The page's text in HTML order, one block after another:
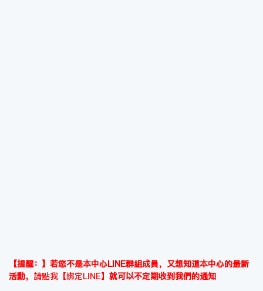
【提醒：】若您不是本中心LINE群組成員，又想知道本中心的最新
活動， 請點我【綁定LINE】 就可以不定期收到我們的通知